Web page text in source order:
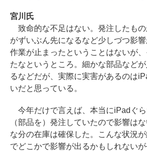
宮川氏
致命的な不足はない。発注したも
がずいぶん先になるなど少しづつ影響
作業が止まったということはないが
たなというところ。細かな部品などが
るなどだが、実際に実害があるのは
いだと思っている。
今年だけで言えば、本当にiPadぐ
（部品を）発注していたので影響は
な分の在庫は確保した。こんな状況
でどこかで影響が出るかもしれない